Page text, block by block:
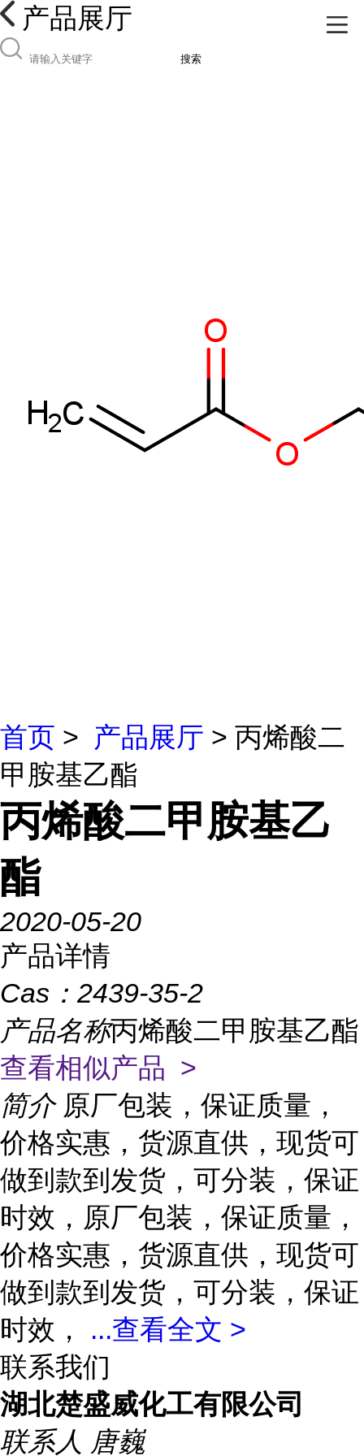
产品展厅
搜索
首页 > 产品展厅 > 丙烯酸二
甲胺基乙酯
丙烯酸二甲胺基乙
酯
2020-05-20
产品详情
Cas： 2439-35-2
产品名称丙烯酸二甲胺基乙酯
查看相似产品 >
简介 原厂包装，保证质量，
价格实惠，货源直供，现货可
做到款到发货，可分装，保证
时效，原厂包装，保证质量，
价格实惠，货源直供，现货可
做到款到发货，可分装，保证
时效， ...查看全文 >
联系我们
湖北楚盛威化工有限公司
联系人 唐巍